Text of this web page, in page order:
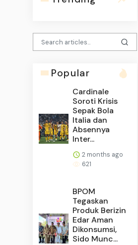
Popular
Cardinale
Soroti Krisis
Sepak Bola
Italia dan
Absennya
Inter...
2 months ago
621
BPOM
Tegaskan
Produk Berizin
Edar Aman
Dikonsumsi,
Sido Munc...